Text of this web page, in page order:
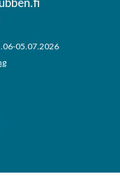
05.07.2026